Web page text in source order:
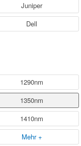
Juniper
Dell
1290nm
1350nm
1410nm
Mehr +